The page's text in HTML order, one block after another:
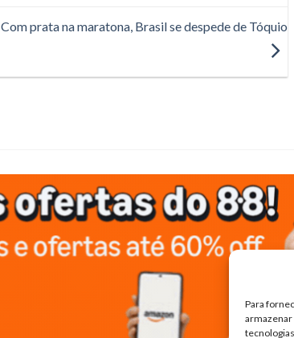
Para
armazenar
Com prata na maratona, Brasil se despede de Tóquio